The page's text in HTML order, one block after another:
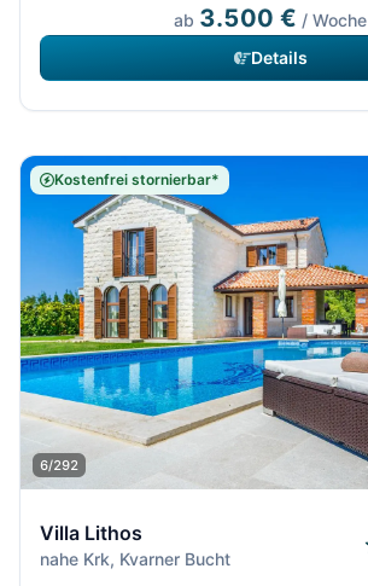
ab 3.500 € / Woche
Details
Kostenfrei stornierbar*
6/292
Villa Lithos
nahe Krk, Kvarner Bucht